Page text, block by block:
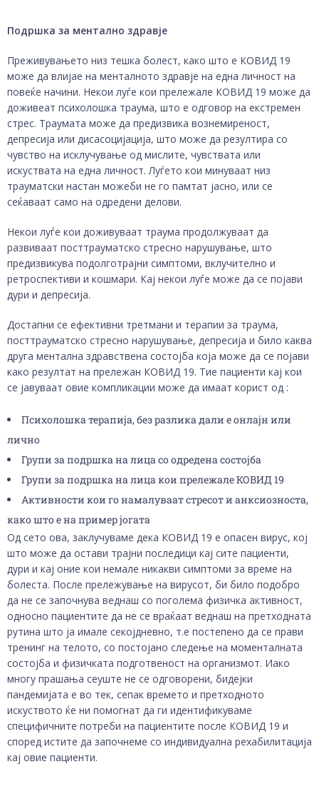
Подршка за ментално здравје
Преживувањето низ тешка болест, како што е КОВИД 19
може да влијае на менталното здравје на една личност на
повеќе начини. Некои луѓе кои прележале КОВИД 19 може да
доживеат психолошка траума, што е одговор на екстремен
стрес. Траумата може да предизвика вознемиреност,
депресија или дисасоцијација, што може да резултира со
чувство на исклучување од мислите, чувствата или
искуствата на една личност. Луѓето кои минуваат низ
трауматски настан можеби не го памтат јасно, или се
сеќаваат само на одредени делови.
Некои луѓе кои доживуваат траума продолжуваат да
развиваат посттрауматско стресно нарушување, што
предизвикува подолготрајни симптоми, вклучително и
ретроспективи и кошмари. Кај некои луѓе може да се појави
дури и депресија.
Достапни се ефективни третмани и терапии за траума,
посттрауматско стресно нарушување, депресија и било каква
друга ментална здравствена состојба која може да се појави
како резултат на прележан КОВИД 19. Тие пациенти кај кои
се јавуваат овие компликации може да имаат корист од :
Психолошка терапија, без разлика дали е онлајн или
лично
Групи за подршка на лица со одредена состојба
Групи за подршка на лица кои прележале КОВИД 19
Активности кои го намалуваат стресот и анксиозноста,
како што е на пример јогата
Од сето ова, заклучуваме дека КОВИД 19 е опасен вирус, кој
што може да остави трајни последици кај сите пациенти,
дури и кај оние кои немале никакви симптоми за време на
болеста. После прележување на вирусот, би било подобро
да не се започнува веднаш со поголема физичка активност,
односно пациентите да не се враќаат веднаш на претходната
рутина што ја имале секојдневно, т.е постепено да се прави
тренинг на телото, со постојано следење на моменталната
состојба и физичката подготвеност на организмот. Иако
многу прашања сеуште не се одговорени, бидејки
пандемијата е во тек, сепак времето и претходното
искуството ќе ни помогнат да ги идентификуваме
специфичните потреби на пациентите после КОВИД 19 и
според истите да започнеме со индивидуална рехабилитација
кај овие пациенти.